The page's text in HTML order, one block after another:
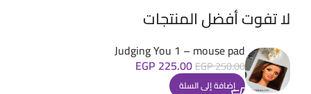
لا تفوت أفضل المنتجات
Judging You 1 – mouse pad
EGP250.00
EGP 225.00
إضافة إلى السلة